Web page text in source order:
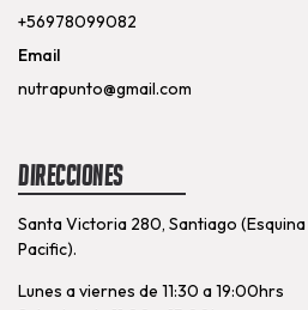
+56978099082
Email
nutrapunto@gmail.com
Direcciones
Santa Victoria 280, Santiago
Pacific).
Lunes a viernes de 11:30 a 19:00hrs